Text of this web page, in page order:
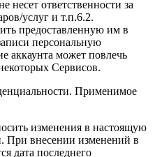
несет ответственности за
услуг и т.п.6.2.
предоставленную им в
персональную
аккаунта может повлечь
Сервисов.
Применимое
изменения в настоящую
При внесении изменений в
дата последнего